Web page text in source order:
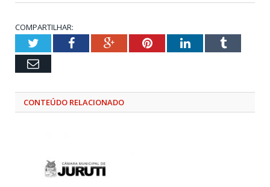
COMPARTILHAR:
TwitterFacebookGoogle+PinterestLinkedInTumblr
Email
CONTEÚDO RELACIONADO